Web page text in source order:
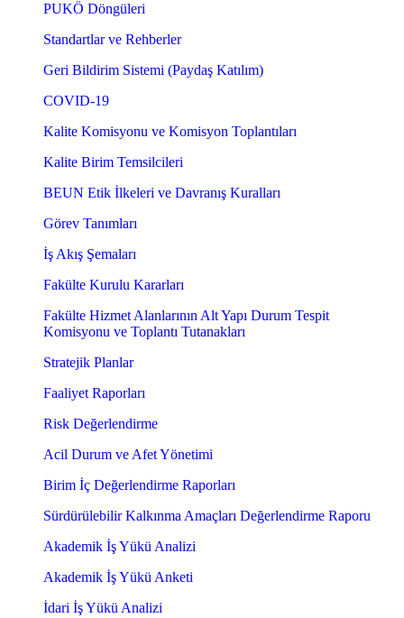
PUKÖ Döngüleri
Standartlar ve Rehberler
Geri Bildirim Sistemi (Paydaş Katılım)
COVID-19
Kalite Komisyonu ve Komisyon Toplantıları
Kalite Birim Temsilcileri
BEUN Etik İlkeleri ve Davranış Kuralları
Görev Tanımları
İş Akış Şemaları
Fakülte Kurulu Kararları
Fakülte Hizmet Alanlarının Alt Yapı Durum Tespit
Komisyonu ve Toplantı Tutanakları
Stratejik Planlar
Faaliyet Raporları
Risk Değerlendirme
Acil Durum ve Afet Yönetimi
Birim İç Değerlendirme Raporları
Sürdürülebilir Kalkınma Amaçları Değerlendirme Raporu
Akademik İş Yükü Analizi
Akademik İş Yükü Anketi
İdari İş Yükü Analizi